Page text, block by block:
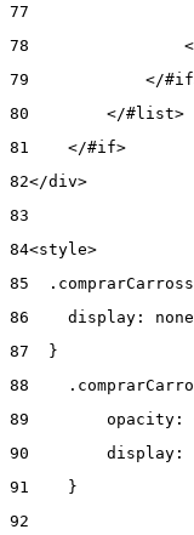
77
78
79
</
80
        </#list>
81
    </#if>
82</div>
83
84<style>
85
86
display:
87
  }
88
89
opacity:
90
display:
91
    }
92